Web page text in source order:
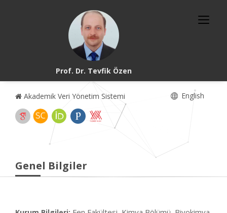
Prof. Dr. Tevfik Özen
Akademik Veri Yönetim Sistemi English
Genel Bilgiler